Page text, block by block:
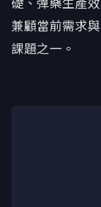
礎、彈藥生產
兼顧當前需求
課題之一。